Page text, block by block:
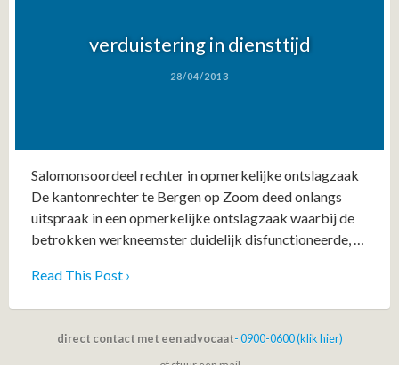
verduistering in diensttijd
28/04/2013
Salomonsoordeel rechter in opmerkelijke ontslagzaak
De kantonrechter te Bergen op Zoom deed onlangs
uitspraak in een opmerkelijke ontslagzaak waarbij de
betrokken werkneemster duidelijk disfunctioneerde, …
Read This Post ›
direct contact met een advocaat- 0900-0600 (klik hier)